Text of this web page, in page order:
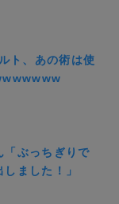
ト、あの術は使
「ぶっちぎりで
ました！」